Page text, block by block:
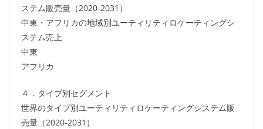
ステム販売量（2020-2031）
中東・アフリカの地域別ユーティリティロケーティングシ
ステム売上
中東
アフリカ
４．タイプ別セグメント
世界のタイプ別ユーティリティロケーティングシステム販
売量（2020-2031）